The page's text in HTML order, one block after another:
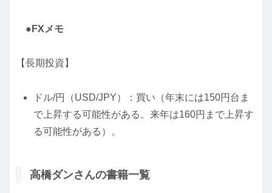
●FXメモ
【長期投資】
ドル/円（USD/JPY）：買い（年末には150円台ま
で上昇する可能性がある。来年は160円まで上昇す
る可能性がある）。
高橋ダンさんの書籍一覧